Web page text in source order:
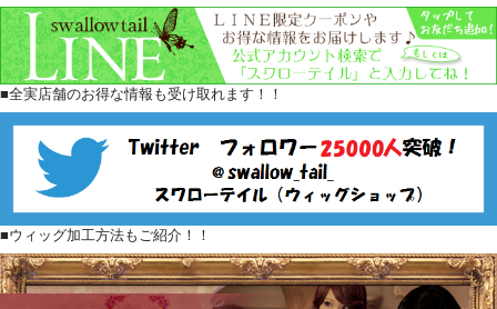
■全実店舗のお得な情報も受け取れます！！
■ウィッグ加工方法もご紹介！！